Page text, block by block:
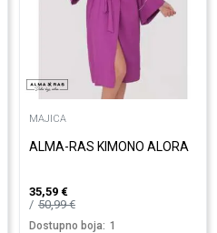
MAJICA
ALMA-RAS KIMONO ALORA
35,59 €
50,99€
Dostupno boja: 1